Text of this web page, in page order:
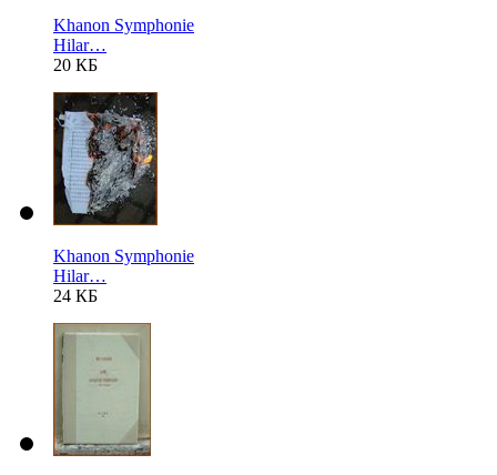
Khanon Symphonie
Hilar…
20 КБ
Khanon Symphonie
Hilar…
24 КБ